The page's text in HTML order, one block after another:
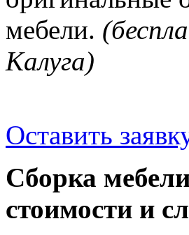
мебели.
Калуга)
Оставить
Сборка
стоимости и